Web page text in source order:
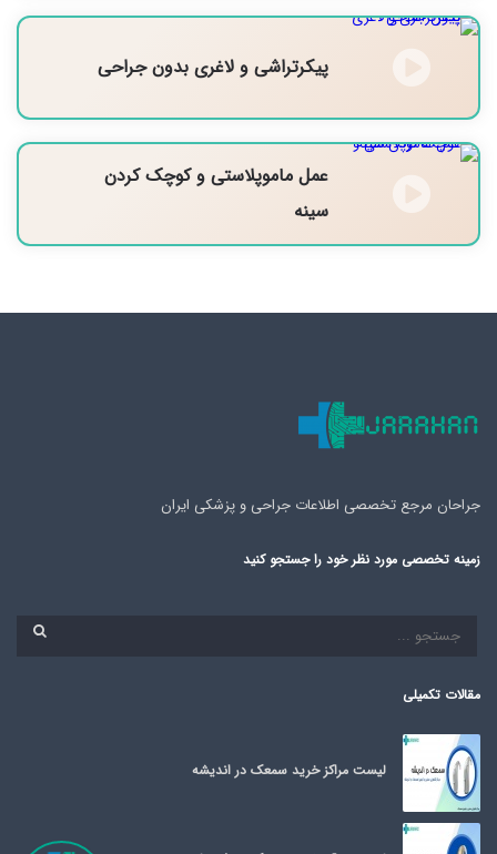
پیکرتراشی و لاغری بدون جراحی
عمل ماموپلاستی و کوچک کردن
سینه
جراحان مرجع تخصصی اطلاعات جراحی و پزشکی ایران
زمینه تخصصی مورد نظر خود را جستجو کنید
.
مقالات تکمیلی
لیست مراکز خرید سمعک در اندیشه